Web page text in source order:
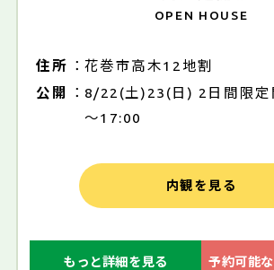
OPEN HOUSE
住所
花巻市高木12地割
公開
8/22(土)23(日) 2日間限定
～17:00
内観を見る
もっと詳細を見る 予約可能